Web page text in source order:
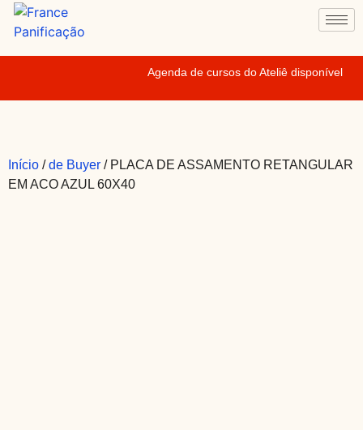
Agenda de cursos do Ateliê disponível
Início /de Buyer / PLACA DE ASSAMENTO RETANGULAR
EM ACO AZUL 60X40